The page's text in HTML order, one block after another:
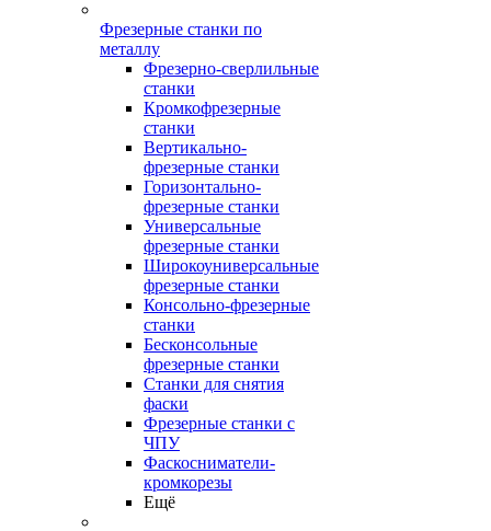
Фрезерные станки по
металлу
Фрезерно-сверлильные
станки
Кромкофрезерные
станки
Вертикально-
фрезерные станки
Горизонтально-
фрезерные станки
Универсальные
фрезерные станки
Широкоуниверсальные
фрезерные станки
Консольно-фрезерные
станки
Бесконсольные
фрезерные станки
Станки для снятия
фаски
Фрезерные станки с
ЧПУ
Фаскосниматели-
кромкорезы
Ещё